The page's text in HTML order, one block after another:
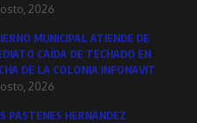
2026
MUNICIPAL ATIENDE DE
CAÍDA DE TECHADO EN
DE LA COLONIA INFONAVIT
2026
PASTENES HERNÁNDEZ